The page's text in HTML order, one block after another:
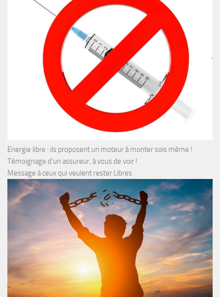
Energie libre : ils proposent un moteur à monter sois même !
Témoignage d’un assureur, à vous de voir !
Message à ceux qui veulent rester Libres